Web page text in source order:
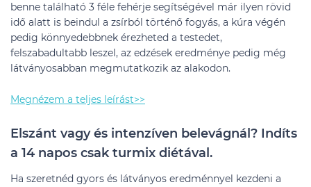
benne található 3 féle fehérje segítségével már ilyen rövid
idő alatt is beindul a zsírból történő fogyás, a kúra végén
pedig könnyedebbnek érezheted a testedet,
felszabadultabb leszel, az edzések eredménye pedig még
látványosabban megmutatkozik az alakodon.
Megnézem a teljes leírást>>
Elszánt vagy és intenzíven belevágnál? Indíts
a 14 napos csak turmix diétával.
Ha szeretnéd gyors és látványos eredménnyel kezdeni a